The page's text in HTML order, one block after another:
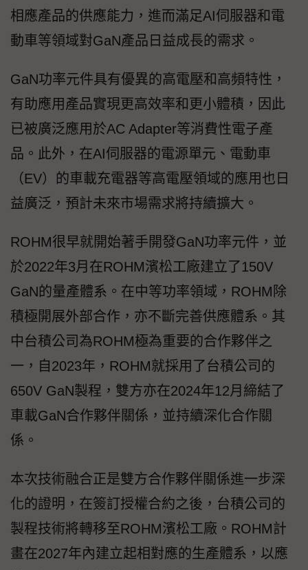
相應產品的供應能力，進而滿足AI伺服器和電
動車等領域對GaN產品日益成長的需求。
GaN功率元件具有優異的高電壓和高頻特性，
有助應用產品實現更高效率和更小體積，因此
已被廣泛應用於AC Adapter等消費性電子產
品。此外，在AI伺服器的電源單元、電動車
（EV）的車載充電器等高電壓領域的應用也日
益廣泛，預計未來市場需求將持續擴大。
ROHM很早就開始著手開發GaN功率元件，並
於2022年3月在ROHM濱松工廠建立了150V
GaN的量產體系。在中等功率領域，ROHM除
積極開展外部合作，亦不斷完善供應體系。其
中台積公司為ROHM極為重要的合作夥伴之
一，自2023年，ROHM就採用了台積公司的
650V GaN製程，雙方亦在2024年12月締結了
車載GaN合作夥伴關係，並持續深化合作關
係。
本次技術融合正是雙方合作夥伴關係進一步深
化的證明，在簽訂授權合約之後，台積公司的
製程技術將轉移至ROHM濱松工廠。ROHM計
畫在2027年內建立起相對應的生產體系，以應